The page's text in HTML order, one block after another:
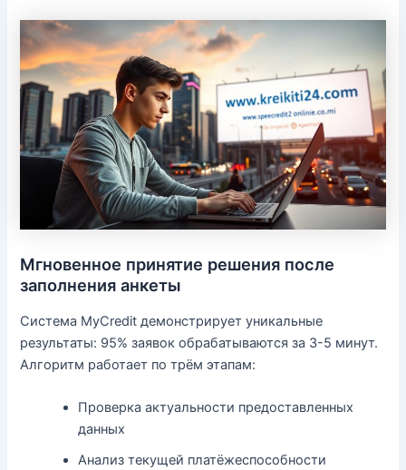
Мгновенное принятие решения после
заполнения анкеты
Система MyCredit демонстрирует уникальные
результаты: 95% заявок обрабатываются за 3-5 минут.
Алгоритм работает по трём этапам:
Проверка актуальности предоставленных
данных
Анализ текущей платёжеспособности